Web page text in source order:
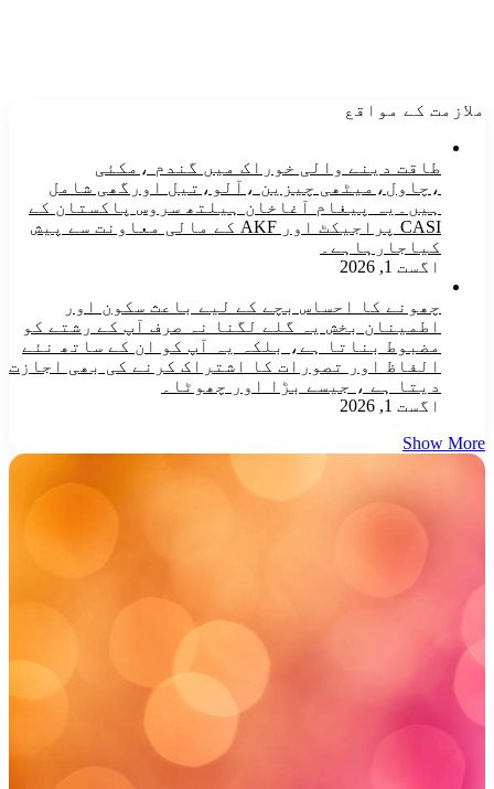
ملازمت کے مواقع
طاقت دینے والی خوراک میں گندم ،مکئی
،چاول،میٹھی چیزین ،آلو،تیل اورگھی شامل
ہیں۔یہ پیغام آغاخان ہیلتھ سروس پاکستان کے
CASI پراجیکٹ اور AKF کے مالی معاونت سے پیش
کیاجارہاہے۔
اگست 1, 2026
چھونے کا احساس بچے کے لیے باعث سکون اور
اطمینان بخش یہ گلے لگنا نہ صرف آپ کے رشتے کو
مضبوط بناتا ہے، بلکہ یہ آپ کو ان کے ساتھ نئے
الفاظ اور تصورات کا اشتراک کرنے کی بھی اجازت
دیتا ہے ، جیسے بڑا اور چھوٹا۔
اگست 1, 2026
Show More